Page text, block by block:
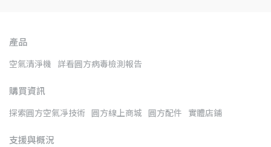
產品
空氣清淨機 詳看圓方病毒檢測報告
購買資訊
探索圓方空氣凈技術 圓方線上商城 圓方配件 實體店鋪
支援與概況